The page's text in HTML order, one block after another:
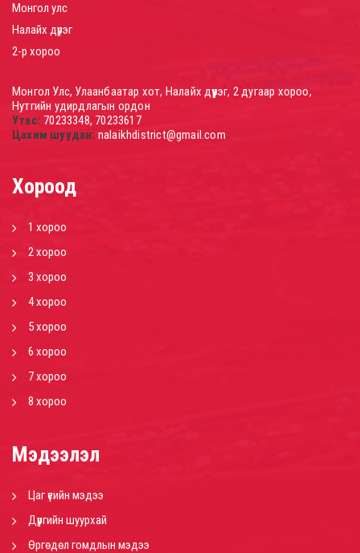
Монгол улс
Налайх дүүрэг
2-р хороо
Монгол Улс, Улаанбаатар хот, Налайх дүүрэг, 2 дугаар хороо,
Нутгийн удирдлагын ордон
Утас: 70233348, 70233617
Цахим шуудан: nalaikhdistrict@gmail.com
Хороод
1 хороо
2 хороо
3 хороо
4 хороо
5 хороо
6 хороо
7 хороо
8 хороо
Мэдээлэл
Цаг үеийн мэдээ
Дүүргийн шуурхай
Өргөдөл гомдлын мэдээ